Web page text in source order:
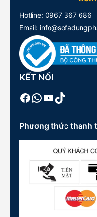
Hotline: 0967 367 686
Email:
KẾT NỐI
Facebook
WhatsApp
Youtube
TikTok
Phương thức thanh